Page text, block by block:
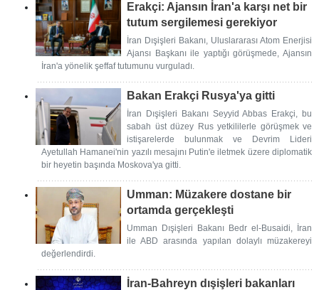
Erakçi: Ajansın İran'a karşı net bir
tutum sergilemesi gerekiyor
İran Dışişleri Bakanı, Uluslararası Atom Enerjisi
Ajansı Başkanı ile yaptığı görüşmede, Ajansın
İran'a yönelik şeffaf tutumunu vurguladı.
Bakan Erakçi Rusya'ya gitti
İran Dışişleri Bakanı Seyyid Abbas Erakçi, bu
sabah üst düzey Rus yetkililerle görüşmek ve
istişarelerde bulunmak ve Devrim Lideri
Ayetullah Hamanei'nin yazılı mesajını Putin'e iletmek üzere diplomatik
bir heyetin başında Moskova'ya gitti.
Umman: Müzakere dostane bir
ortamda gerçekleşti
Umman Dışişleri Bakanı Bedr el-Busaidi, İran
ile ABD arasında yapılan dolaylı müzakereyi
değerlendirdi.
İran-Bahreyn dışişleri bakanları